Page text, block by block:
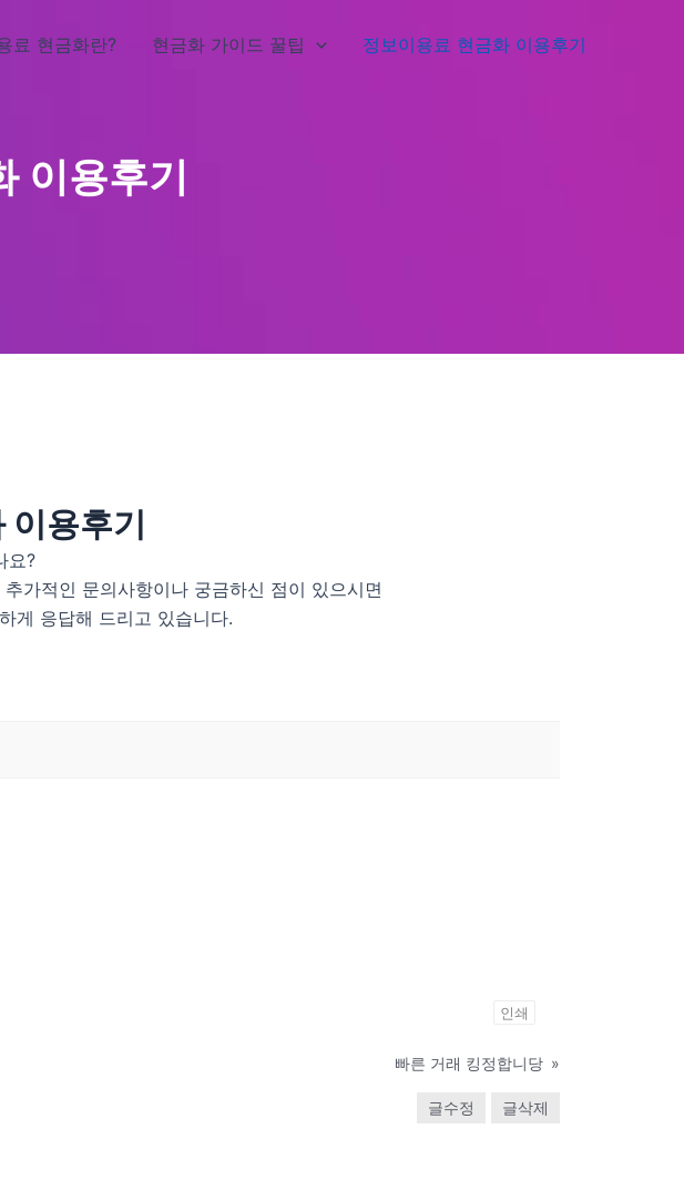
료 현금화란? 현금화 가이드 꿀팁 정보이용료 현금화 이용후기
이용후기
이용후기
요?
가적인 문의사항이나 궁금하신 점이 있으시면
게 응답해 드리고 있습니다.
인쇄
빠른 거래 킹정합니당 »
글수정 글삭제